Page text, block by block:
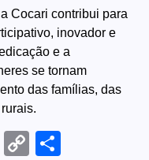
Cocari contribui para
inovador e
e a
se tornam
das famílias, das
Threads
Copy